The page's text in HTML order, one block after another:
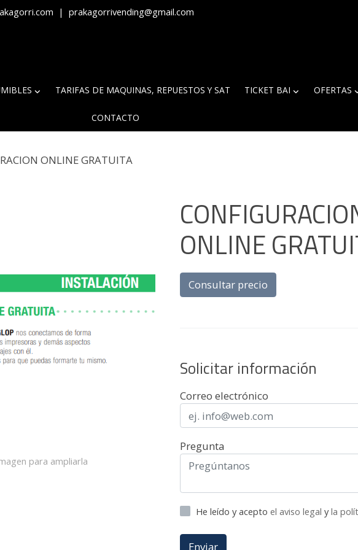
| prakagorrivending@gmail.com
TARIFAS DE MAQUINAS, REPUESTOS Y SAT TICKET BAI OFERTAS
CONTACTO
ONLINE GRATUITA
para ampliarla
ONLINE
Consultar precio
Solicitar información
Correo electrónico
Pregunta
He leído y acepto el aviso legal yla
Enviar